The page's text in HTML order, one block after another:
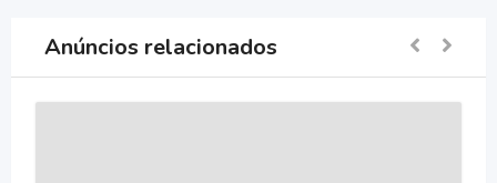
Anúncios relacionados